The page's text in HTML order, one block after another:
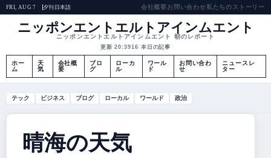
FRI, AUG 7 夕刊 日本語 会社概要お問い合わせ私たちのストーリー
ニッポンエントエルトアインムエント
ニッポンエントエルトアインムエント 朝のレポート
更新 20:3916 本日の記事
ホー
ム
天
気
会社概
要
ブロ
グ
ローカ
ル
ワール
ド
お問い合わ
せ
ニュースレ
ター
テック ビジネス ブログ ローカル ワールド 政治
晴海の天気